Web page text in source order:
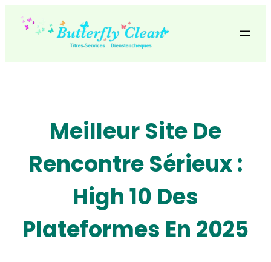
Meilleur Site De
Rencontre Sérieux :
High 10 Des
Plateformes En 2025